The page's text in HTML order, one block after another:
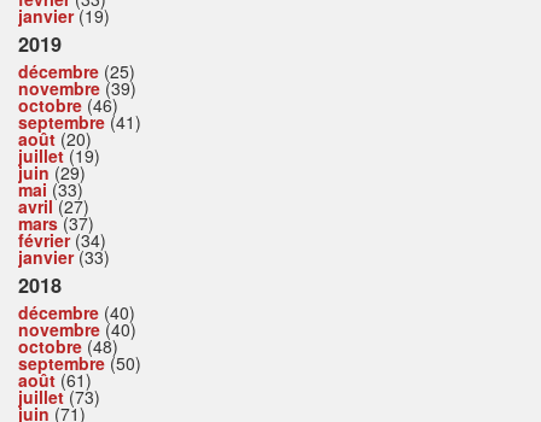
janvier(19)
2019
décembre (25)
novembre (39)
octobre (46)
septembre (41)
août (20)
juillet(19)
juin (29)
mai (33)
avril(27)
mars(37)
février(34)
janvier(33)
2018
décembre (40)
novembre (40)
octobre (48)
septembre (50)
août (61)
juillet(73)
juin (71)